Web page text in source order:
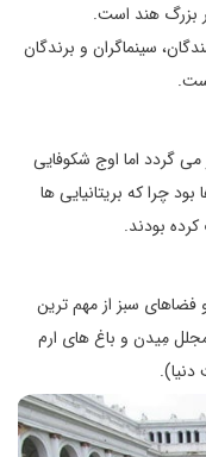
بزرگ هند است.
سینماگران و برندگان
گردد اما اوج شکوفایی
چرا که بریتانیایی ها
بودند.
سبز از مهم ترین
مِیدن و باغ های ارم